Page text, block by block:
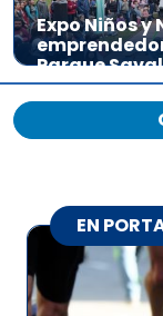
Expo Niños
Parque
EN